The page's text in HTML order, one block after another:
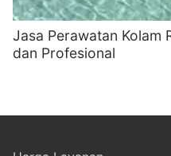
Jasa Perawatan Kolam
dan Profesional